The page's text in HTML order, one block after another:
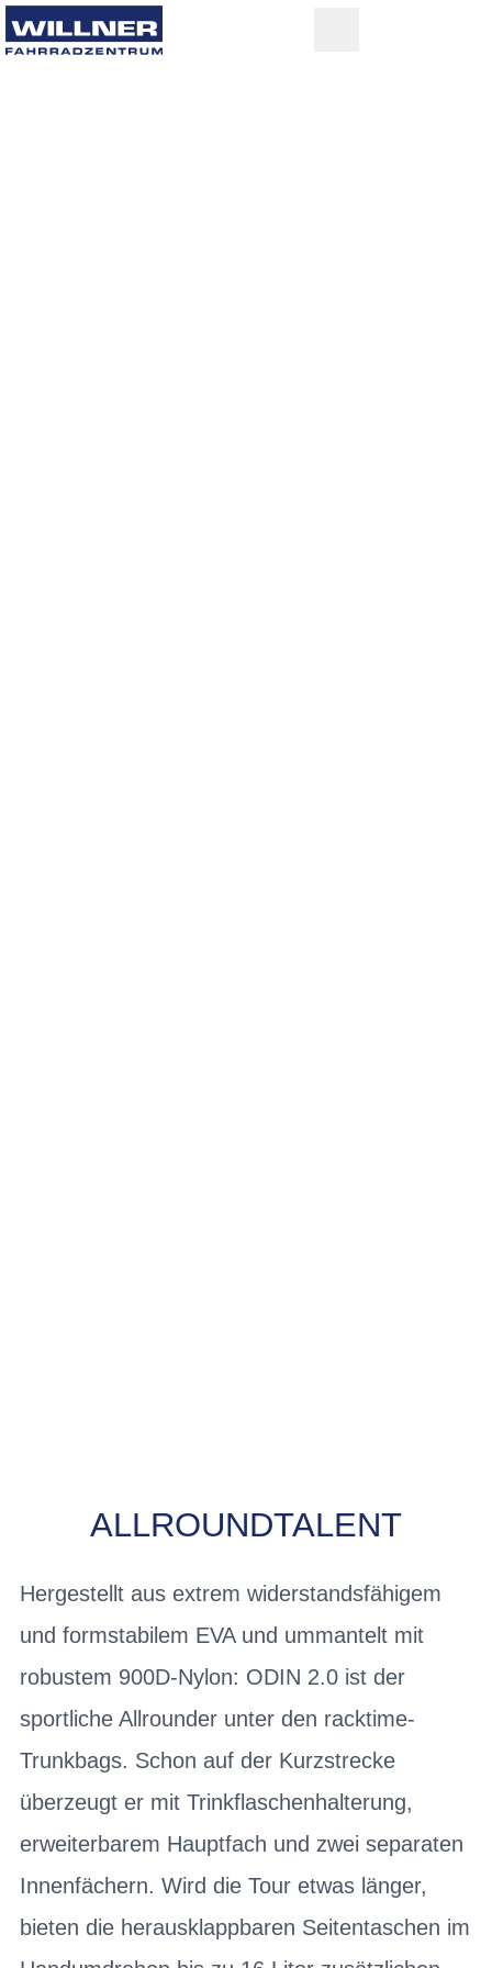
ALLROUNDTALENT
Hergestellt aus extrem widerstandsfähigem
und formstabilem EVA und ummantelt mit
robustem 900D-Nylon: ODIN 2.0 ist der
sportliche Allrounder unter den racktime-
Trunkbags. Schon auf der Kurzstrecke
überzeugt er mit Trinkflaschenhalterung,
erweiterbarem Hauptfach und zwei separaten
Innenfächern. Wird die Tour etwas länger,
bieten die herausklappbaren Seitentaschen im